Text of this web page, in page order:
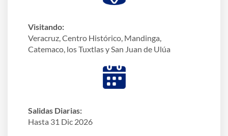
Visitando:
Veracruz, Centro Histórico, Mandinga,
Catemaco, los Tuxtlas y San Juan de Ulúa
Salidas Diarias:
Hasta 31 Dic 2026